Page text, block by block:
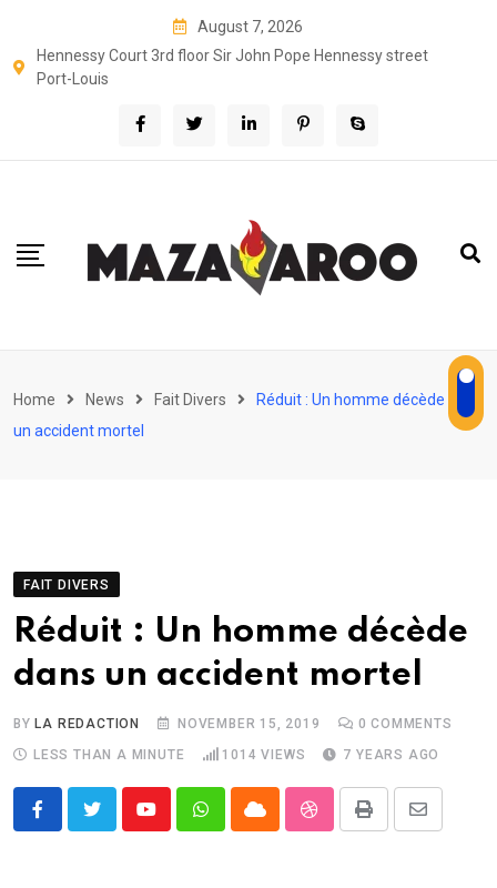
content
August 7, 2026
Hennessy Court 3rd floor Sir John Pope Hennessy street
Port-Louis
Home News Fait Divers
Réduit : Un homme décède dans
un accident mortel
FAIT DIVERS
Réduit : Un homme décède
dans un accident mortel
BYLA REDACTION NOVEMBER 15, 2019 0 COMMENTS
LESS THAN A MINUTE
1014 VIEWS 7 YEARS AGO
YoutubeWhatsappCloud StumbleUpon
Print
Share